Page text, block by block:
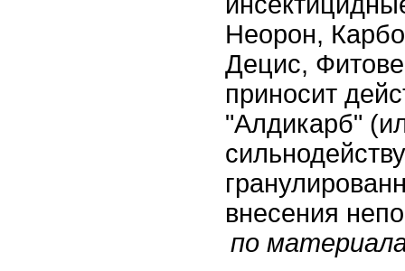
Неорон,
Децис,
приносит
"Алдикарб"
внесения
по